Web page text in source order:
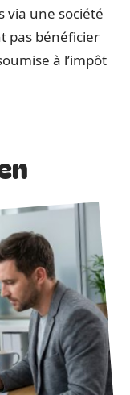
via une société
pas bénéficier
à l’impôt